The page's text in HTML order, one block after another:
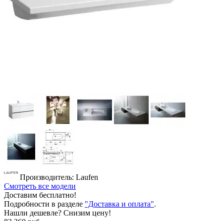
Производитель: Laufen
Смотреть все модели
Доставим бесплатно!
Подробности в разделе "Доставка и оплата".
Нашли дешевле? Снизим цену!